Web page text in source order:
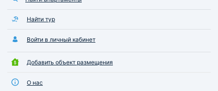
Найти тур
Войти в личный кабинет
Добавить объект размещения
О нас